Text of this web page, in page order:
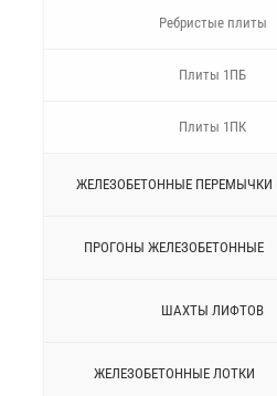
Ребристые плиты
Плиты 1ПБ
Плиты 1ПК
ЖЕЛЕЗОБЕТОННЫЕ ПЕРEМЫЧКИ
ПРОГОНЫ ЖЕЛЕЗОБЕТОННЫЕ
ШАХТЫ ЛИФТОВ
ЖЕЛЕЗОБЕТОННЫЕ ЛОТКИ